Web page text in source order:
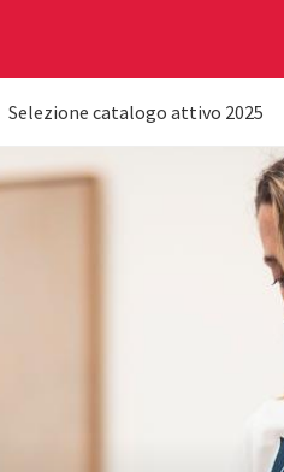
Selezione catalogo attivo 2025